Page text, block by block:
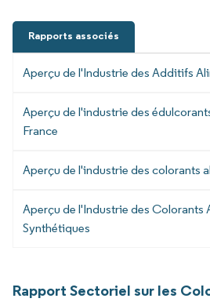
Rapports associés
Aperçu de l'Industrie des Additifs
Aperçu de l'industrie des
France
Aperçu de l'industrie des colorants
Aperçu de l'Industrie des Colorants
Synthétiques
Rapport Sectoriel sur les